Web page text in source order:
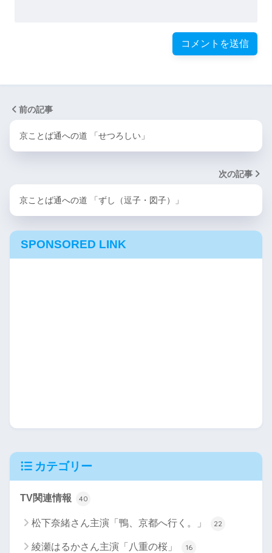
前の記事
京ことば通への道 「せつろしい」
次の記事
京ことば通への道 「ずし（逗子・図子）」
SPONSORED LINK
カテゴリー
TV関連情報 40
松下奈緒さん主演「鴨、京都へ行く。」 22
綾瀬はるかさん主演「八重の桜」 16